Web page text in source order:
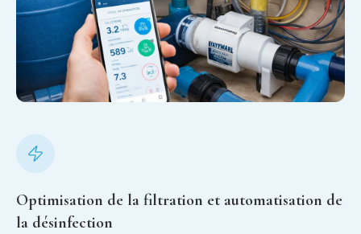
Optimisation de la filtration et automatisation de
la désinfection